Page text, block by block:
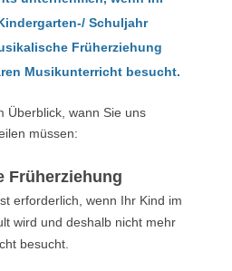
Schuljahr
Früherziehung
Musikunterricht besucht.
Überblick, wann Sie uns
müssen:
Früherziehung
erforderlich, wenn Ihr Kind im
wird und deshalb nicht mehr
besucht.